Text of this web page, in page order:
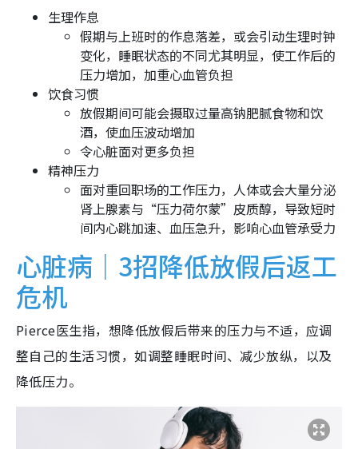
生理作息
假期与上班时的作息落差，或会引动生理时钟
变化，睡眠状态的不同尤其明显，使工作后的
压力增加，加重心血管负担
饮食习惯
放假期间可能会摄取过量高钠肥腻食物和饮
酒，使血压波动增加
令心脏面对更多负担
精神压力
面对重回职场的工作压力，人体或会大量分泌
肾上腺素与“压力荷尔蒙”皮质醇，导致短时
间内心跳加速、血压急升，影响心血管承受力
心脏病｜3招降低放假后返工
危机
Pierce医生指，想降低放假后带来的压力与不适，应调
整自己的生活习惯，如调整睡眠时间、减少放纵，以及
降低压力。